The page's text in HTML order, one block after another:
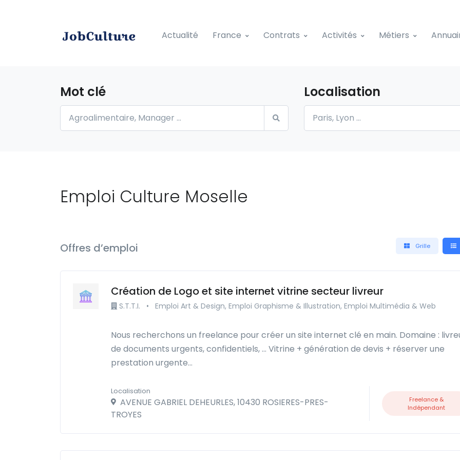
Actualité France Contrats Activités Métiers
Mot clé Localisation
Emploi Culture Moselle
Offres d’emploi Grille
Création de Logo et site internet vitrine secteur livreur
S.T.T.I. • Emploi Art & Design, Emploi Graphisme & Illustration, Emploi Multimédia & Web
Nous recherchons un freelance pour créer un site internet clé en main. Domaine :
de documents urgents, confidentiels, … Vitrine + génération de devis + réserver une
prestation urgente…
Localisation
AVENUE GABRIEL DEHEURLES, 10430 ROSIERES-PRES-
TROYES
Freelance &
Indépendant